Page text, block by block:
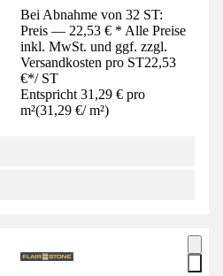
Bei Abnahme von 32 ST:
Preis — 22,53 € * Alle Preise
inkl. MwSt. und ggf. zzgl.
Versandkosten pro ST22,53
€*/ ST
Entspricht 31,29 € pro
m²(31,29 €/ m²)